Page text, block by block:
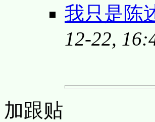
我只是陈
12-22,
加跟贴